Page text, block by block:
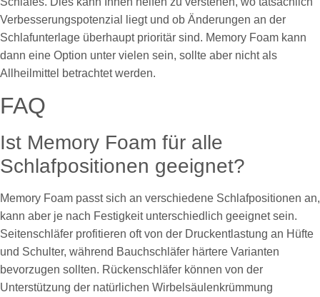
Verbesserungspotenzial liegt und ob Änderungen an der
Schlafunterlage überhaupt prioritär sind. Memory Foam kann
dann eine Option unter vielen sein, sollte aber nicht als
Allheilmittel betrachtet werden.
FAQ
Ist Memory Foam für alle
Schlafpositionen geeignet?
Memory Foam passt sich an verschiedene Schlafpositionen an,
kann aber je nach Festigkeit unterschiedlich geeignet sein.
Seitenschläfer profitieren oft von der Druckentlastung an Hüfte
und Schulter, während Bauchschläfer härtere Varianten
bevorzugen sollten. Rückenschläfer können von der
Unterstützung der natürlichen Wirbelsäulenkrümmung